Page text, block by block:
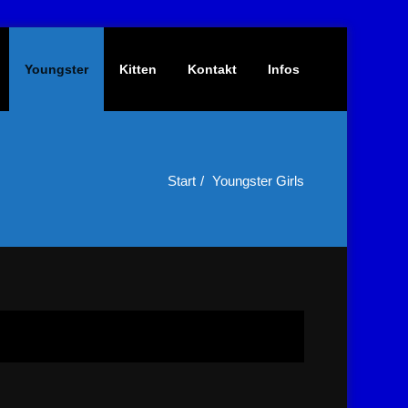
Youngster Kitten Kontakt Infos
Start Youngster Girls